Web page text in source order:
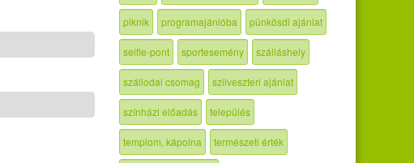
piknik programajánlóba pünkösdi ajánlat
selfie-pont sportesemény szálláshely
szállodai csomag szilveszteri ajánlat
színházi előadás település
templom, kápolna természeti érték